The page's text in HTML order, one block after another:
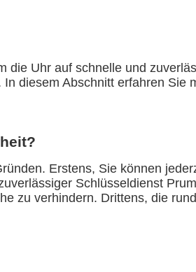
die Uhr auf schnelle und
diesem Abschnitt erfahren Sie
Erstens, Sie können
Schlüsseldienst
zu verhindern. Drittens, die